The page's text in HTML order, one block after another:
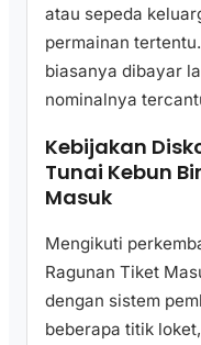
atau sepeda
permainan
biasanya dibayar
nominalnya
Kebijakan
Tunai Kebun
Masuk
Mengikuti
Ragunan Tiket
dengan sistem
beberapa titik